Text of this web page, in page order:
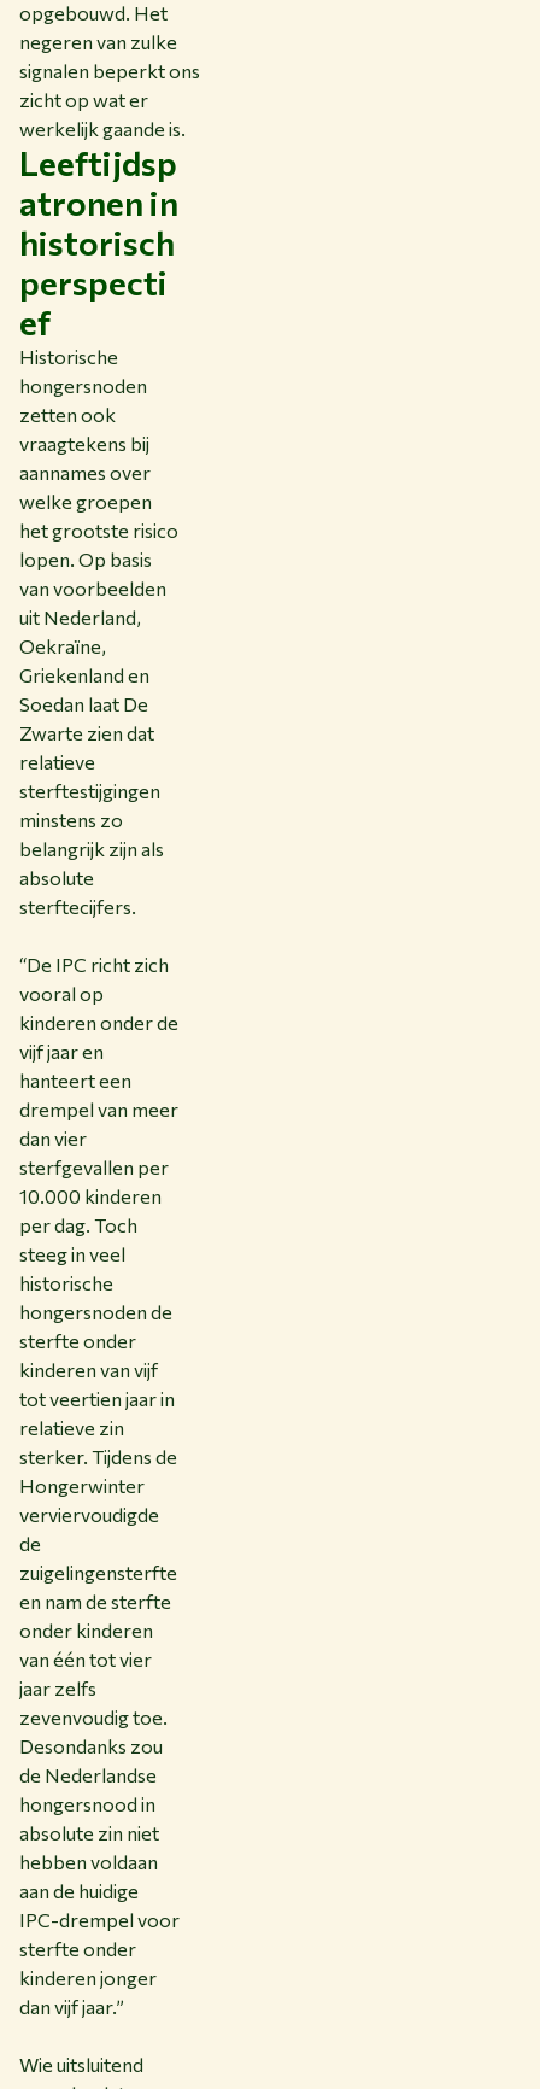
opgebouwd. Het
negeren van zulke
signalen beperkt ons
zicht op wat er
werkelijk gaande is.
Leeftijdsp
atronen in
historisch
perspecti
ef
Historische
hongersnoden
zetten ook
vraagtekens bij
aannames over
welke groepen
het grootste risico
lopen. Op basis
van voorbeelden
uit Nederland,
Oekraïne,
Griekenland en
Soedan laat De
Zwarte zien dat
relatieve
sterftestijgingen
minstens zo
belangrijk zijn als
absolute
sterftecijfers.
“De IPC richt zich
vooral op
kinderen onder de
vijf jaar en
hanteert een
drempel van meer
dan vier
sterfgevallen per
10.000 kinderen
per dag. Toch
steeg in veel
historische
hongersnoden de
sterfte onder
kinderen van vijf
tot veertien jaar in
relatieve zin
sterker. Tijdens de
Hongerwinter
verviervoudigde
de
zuigelingensterfte
en nam de sterfte
onder kinderen
van één tot vier
jaar zelfs
zevenvoudig toe.
Desondanks zou
de Nederlandse
hongersnood in
absolute zin niet
hebben voldaan
aan de huidige
IPC-drempel voor
sterfte onder
kinderen jonger
dan vijf jaar.”
Wie uitsluitend